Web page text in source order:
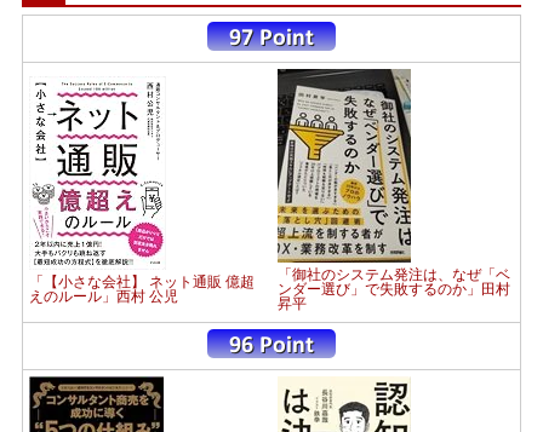
「【小さな会社】 ネット通販 億超
えのルール」西村 公児
「御社のシステム発注は、なぜ「ベ
ンダー選び」で失敗するのか」田村
昇平